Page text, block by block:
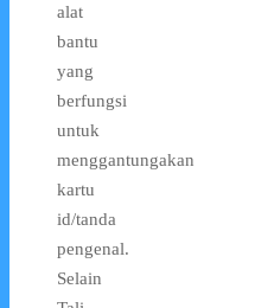
alat
bantu
yang
berfungsi
untuk
menggantungakan
kartu
id/tanda
pengenal.
Selain